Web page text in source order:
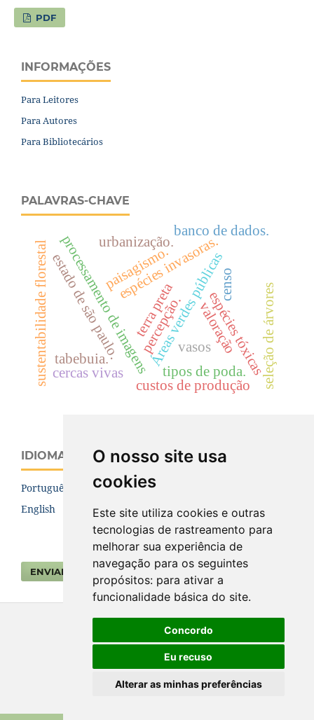
O nosso site usa
cookies
Este site utiliza cookies e outras
tecnologias de rastreamento para
melhorar sua experiência de
navegação para os seguintes
propósitos: para ativar a
funcionalidade básica do site.
Concordo
Eu recuso
Alterar as minhas preferências
PDF
INFORMAÇÕES
Para Leitores
Para Autores
Para Bibliotecários
PALAVRAS-CHAVE
Áreas verdes públicas
processamento de imagens espécies tóxicas
espécies invasoras.
estado de são paulo.
tipos de poda.
paisagismo. censo
urbanização.
seleção de árvores
sustentabilidade florestal
banco de dados.
valoração
percepção.
terra preta
vasos
cercas vivas
tabebuia.
custos de produção
IDIOMA
Português (Brasil)
English
ENVIAR SUBMISSÃO